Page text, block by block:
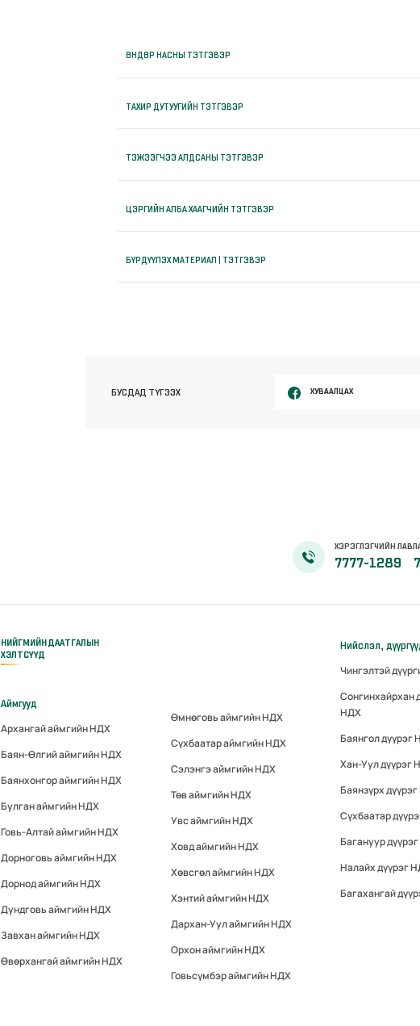
ӨНДӨР НАСНЫ ТЭТГЭВЭР
ТАХИР ДУТУУГИЙН ТЭТГЭВЭР
ТЭЖЭЭГЧЭЭ АЛДСАНЫ ТЭТГЭВЭР
ЦЭРГИЙН АЛБА ХААГЧИЙН ТЭТГЭВЭР
БҮРДҮҮЛЭХ МАТЕРИАЛ | ТЭТГЭВЭР
БУСДАД ТҮГЭЭХ ХУВААЛЦАХ
ХЭРЭГЛЭГЧИЙН
7777-1289
НИЙГМИЙН ДААТГАЛЫН
ХЭЛТСҮҮД
Аймгууд
Архангай аймгийн НДХ
Баян-Өлгий аймгийн НДХ
Баянхонгор аймгийн НДХ
Булган аймгийн НДХ
Говь-Алтай аймгийн НДХ
Дорноговь аймгийн НДХ
Дорнод аймгийн НДХ
Дундговь аймгийн НДХ
Завхан аймгийн НДХ
Өвөрхангай аймгийн НДХ
Өмнөговь аймгийн НДХ
Сүхбаатар аймгийн НДХ
Сэлэнгэ аймгийн НДХ
Төв аймгийн НДХ
Увс аймгийн НДХ
Ховд аймгийн НДХ
Хөвсгөл аймгийн НДХ
Хэнтий аймгийн НДХ
Дархан-Уул аймгийн НДХ
Орхон аймгийн НДХ
Говьсүмбэр аймгийн НДХ
Нийслэл,
Чингэлтэй
Сонгинхайрхан
НДХ
Баянгол дүүрэг
Хан-Уул дүүрэг
Баянзүрх
Сүхбаатар
Багануур
Налайх дүүрэг
Багахангай